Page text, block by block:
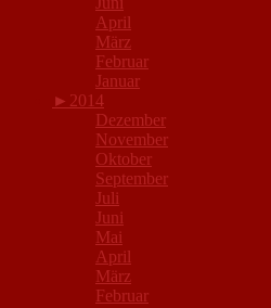
April
März
Februar
Januar
► 2014
Dezember
November
Oktober
September
Juli
Juni
Mai
April
März
Februar